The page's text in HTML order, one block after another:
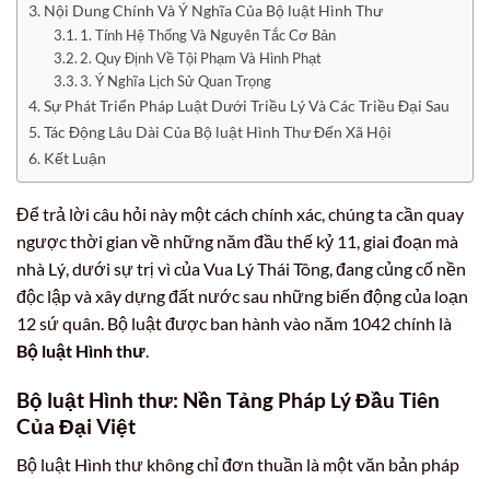
Nội Dung Chính Và Ý Nghĩa Của Bộ luật Hình Thư
1. Tính Hệ Thống Và Nguyên Tắc Cơ Bản
2. Quy Định Về Tội Phạm Và Hình Phạt
3. Ý Nghĩa Lịch Sử Quan Trọng
Sự Phát Triển Pháp Luật Dưới Triều Lý Và Các Triều Đại Sau
Tác Động Lâu Dài Của Bộ luật Hình Thư Đến Xã Hội
Kết Luận
Để trả lời câu hỏi này một cách chính xác, chúng ta cần quay
ngược thời gian về những năm đầu thế kỷ 11, giai đoạn mà
nhà Lý, dưới sự trị vì của Vua Lý Thái Tông, đang củng cố nền
độc lập và xây dựng đất nước sau những biến động của loạn
12 sứ quân. Bộ luật được ban hành vào năm 1042 chính là
Bộ luật Hình thư.
Bộ luật Hình thư: Nền Tảng Pháp Lý Đầu Tiên
Của Đại Việt
Bộ luật Hình thư không chỉ đơn thuần là một văn bản pháp